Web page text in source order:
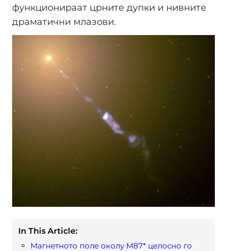
функционираат црните дупки и нивните
драматични млазови.
In This Article:
Магнетното поле околу М87* целосно го